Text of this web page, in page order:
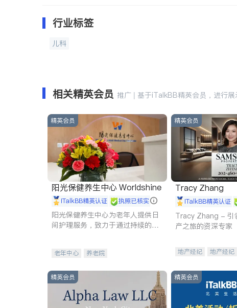
行业标签
儿科
相关精英会员 推广 | 基于iTalkBB精英会员，进行展
精英会员
阳光保健养生中心 Worldshine
iTalkBB精英认证 执照已核实
阳光保健养生中心为老年人提供日
间护理服务，致力于通过持续的护
老年中心 养老院
精英会员
Tracy Zhang
iTalkBB精英认证
Tracy Zhang - 引
产之旅的资深专家
地产经纪 地产经纪
精英会员 精英会员